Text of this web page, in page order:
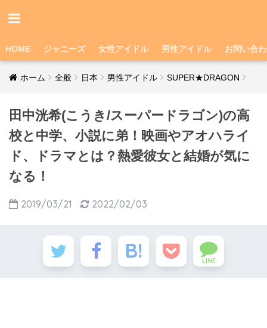
HOME ジャニーズ 女性アイドル 男性アイドル お問い合
ホーム 全般 日本 男性アイドル SUPER★DRAGON
田中洸希(こうき/スーパードラゴン)の高
校と中学、小説に弟！映画やアオハライ
ド、ドラマとは？熱愛彼女と結婚が気に
なる！
2019/03/21 2022/02/03
LINE